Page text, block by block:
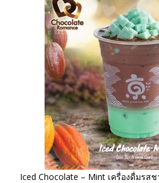
Iced Chocolate – Mint เครื่องดื่มรส